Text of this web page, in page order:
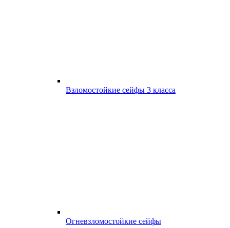
Взломостойкие сейфы 3 класса
Огневзломостойкие сейфы